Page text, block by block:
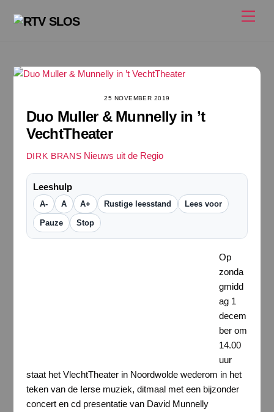
naar
25 NOVEMBER 2019
Duo Muller & Munnelly in ’t
VechtTheater
DIRK BRANS Nieuws uit de Regio
Leeshulp
A- A A+ Rustige leesstand Lees voor
Pauze Stop
Op
zonda
gmidd
ag 1
decem
ber om
14.00
uur
staat het VlechtTheater in Noordwolde wederom in het
teken van de Ierse muziek, ditmaal met een bijzonder
concert en cd presentatie van David Munnelly